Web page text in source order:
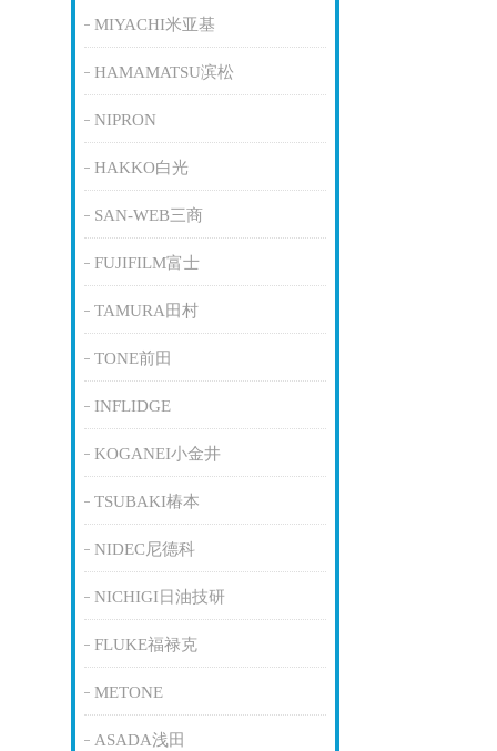
MIYACHI米亚基
HAMAMATSU滨松
NIPRON
HAKKO白光
SAN-WEB三商
FUJIFILM富士
TAMURA田村
TONE前田
INFLIDGE
KOGANEI小金井
TSUBAKI椿本
NIDEC尼德科
NICHIGI日油技研
FLUKE福禄克
METONE
ASADA浅田